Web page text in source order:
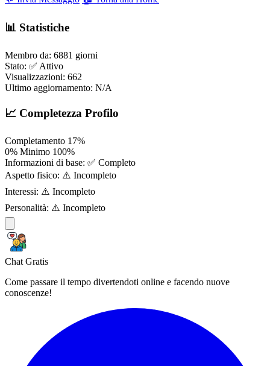
📊 Statistiche
Membro da: 6881 giorni
Stato: ✅ Attivo
Visualizzazioni: 662
Ultimo aggiornamento: N/A
📈 Completezza Profilo
Completamento 17%
0% Minimo 100%
Informazioni di base: ✅ Completo
Aspetto fisico: ⚠️ Incompleto
Interessi: ⚠️ Incompleto
Personalità: ⚠️ Incompleto
Chat Gratis
Come passare il tempo divertendoti online e facendo nuove
conoscenze!